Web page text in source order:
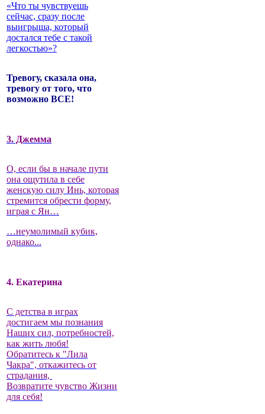
«Что ты чувствуешь
сейчас, сразу после
выигрыша, который
достался тебе с такой
легкостью»?
Тревогу, сказала она,
тревогу от того, что
возможно ВСЕ!
3. Джемма
О, если бы в начале пути
она ощутила в себе
женскую силу Инь, которая
стремится обрести форму,
играя с Ян…
…неумолимый кубик,
однако...
4. Екатерина
С детства в играх
достигаем мы познания
Наших сил, потребностей,
как жить любя!
Обратитесь к "Лила
Чакра", откажитесь от
страдания,
Возвратите чувство Жизни
для себя!